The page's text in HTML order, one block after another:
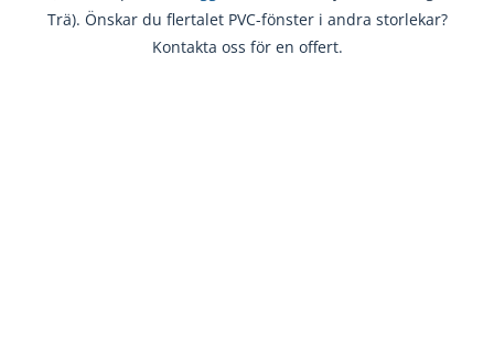
Trä). Önskar du flertalet PVC-fönster i andra storlekar?
Kontakta oss för en offert.